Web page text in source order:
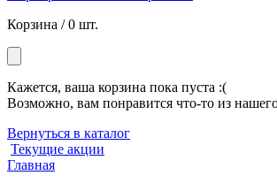
Корзина /0 шт.
Кажется, ваша корзина пока пуста :(
Возможно, вам понравится что-то из
Вернуться в каталог
Текущие акции
Главная